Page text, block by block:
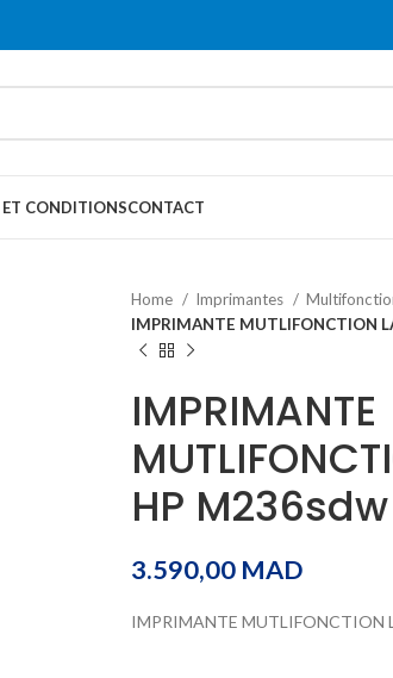
CONDITIONSCONTACT
Home Imprimantes
IMPRIMANTE MUTLIFONCTION
IMPRIMANTE
HP M236sdw
3.590,00 MAD
IMPRIMANTE MUTLIFONCTION